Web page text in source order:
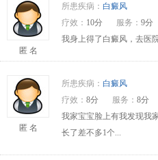
匿 名
所患疾病： 白癜风
疗效： 10分 服务： 9分
我身上得了白癜风，去医
匿 名
所患疾病： 白癜风
疗效： 8分 服务： 8分
我家宝宝脸上有我发现我
长了差不多1个...